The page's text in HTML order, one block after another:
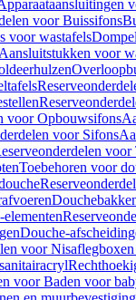
voor Buissifons
voor wastafels
Aansluitstukken voor
voor Opbouwsifons
voor Sifons
voor
Toebehoren voor
Douche-
voor
voor Baden voor